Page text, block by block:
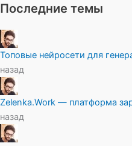
Последние темы
Топовые нейросети для
назад
Zelenka.Work — платформа
назад